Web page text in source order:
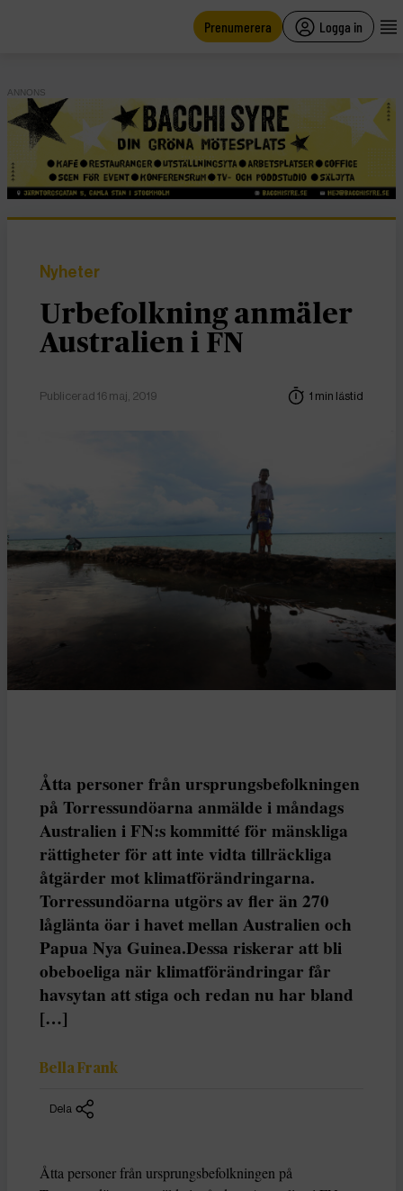
Prenumerera Logga in
ANNONS
Nyheter
Urbefolkning anmäler
Australien i FN
Publicerad 16 maj, 2019 1 min lästid
Åtta personer från ursprungsbefolkningen
på Torressundöarna anmälde i måndags
Australien i FN:s kommitté för mänskliga
rättigheter för att inte vidta tillräckliga
åtgärder mot klimatförändringarna.
Torressundöarna utgörs av fler än 270
låglänta öar i havet mellan Australien och
Papua Nya Guinea.Dessa riskerar att bli
obeboeliga när klimatförändringar får
havsytan att stiga och redan nu har bland
[…]
Bella Frank
Dela
Åtta personer från ursprungsbefolkningen på